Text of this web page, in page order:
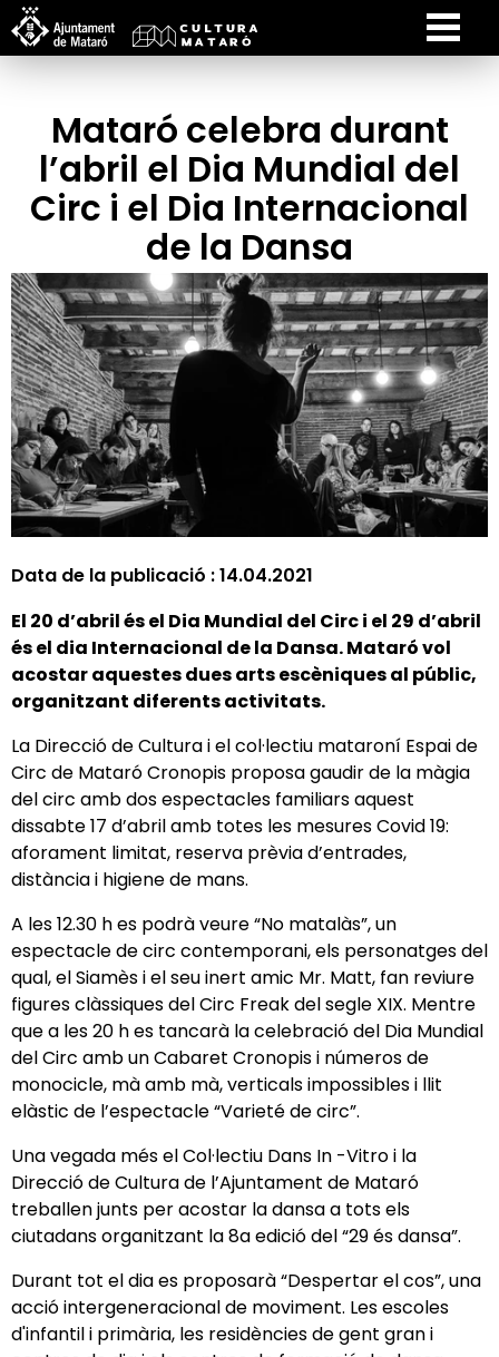
Mataró celebra durant
l’abril el Dia Mundial del
Circ i el Dia Internacional
de la Dansa
Data de la publicació :14.04.2021
El 20 d’abril és el Dia Mundial del Circ i el 29 d’abril
és el dia Internacional de la Dansa. Mataró vol
acostar aquestes dues arts escèniques al públic,
organitzant diferents activitats.
La Direcció de Cultura i el col·lectiu mataroní Espai de
Circ de Mataró Cronopis proposa gaudir de la màgia
del circ amb dos espectacles familiars aquest
dissabte 17 d’abril amb totes les mesures Covid 19:
aforament limitat, reserva prèvia d’entrades,
distància i higiene de mans.
A les 12.30 h es podrà veure “No matalàs”, un
espectacle de circ contemporani, els personatges del
qual, el Siamès i el seu inert amic Mr. Matt, fan reviure
figures clàssiques del Circ Freak del segle XIX. Mentre
que a les 20 h es tancarà la celebració del Dia Mundial
del Circ amb un Cabaret Cronopis i números de
monocicle, mà amb mà, verticals impossibles i llit
elàstic de l’espectacle “Varieté de circ”.
Una vegada més el Col·lectiu Dans In -Vitro i la
Direcció de Cultura de l’Ajuntament de Mataró
treballen junts per acostar la dansa a tots els
ciutadans organitzant la 8a edició del “29 és dansa”.
Durant tot el dia es proposarà “Despertar el cos”, una
acció intergeneracional de moviment. Les escoles
d'infantil i primària, les residències de gent gran i